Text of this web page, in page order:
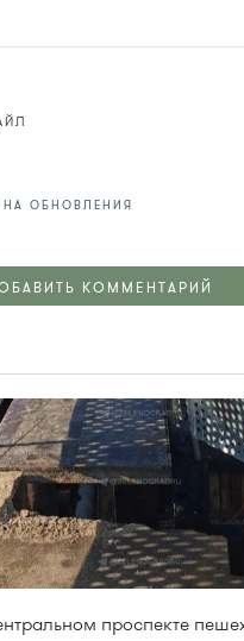
ОБНОВЛЕНИЯ
КОММЕНТАРИЙ
проспекте